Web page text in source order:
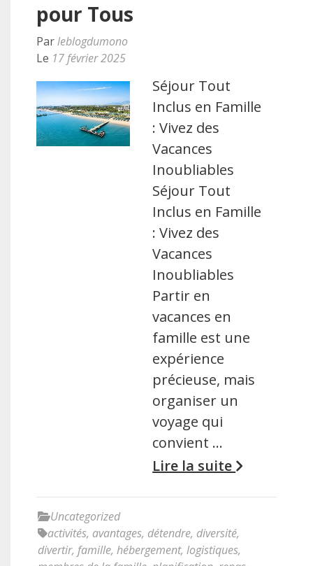
pour Tous
Parleblogdumono
Le 17 février 2025
Séjour Tout
Inclus en Famille
: Vivez des
Vacances
Inoubliables
Séjour Tout
Inclus en Famille
: Vivez des
Vacances
Inoubliables
Partir en
vacances en
famille est une
expérience
précieuse, mais
organiser un
voyage qui
convient …
Lire la suite
Uncategorized
activités, avantages, détendre, diversité,
divertir, famille, hébergement, logistiques,